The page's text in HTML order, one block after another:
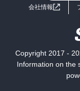
ミステリー
会社情報
Copyright 2017 -
Information on the